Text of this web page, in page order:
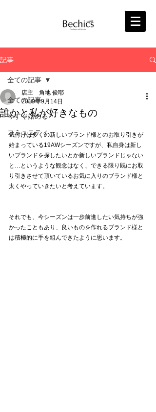
記事
全ての記事
今すぐ始める
コミュニティ
全ての記事
誰かと私が好きなもの
店主 角地 俊耶
2019年9月14日
気付けば多くの新しいブランド様とのお取り引きが
始まっている19AWシーズンですが、私自身は新し
いブランドを探したいとか新しいブランドじゃない
と…というような観念はなく、できる限り既にお取
り引きさせて頂いているお気に入りのブランド様と
太くやっていきたいと考えています。
それでも、今シーズンは一歩前進したい気持ちが強
かったこともあり、良いものを作れるブランド様と
は積極的に手を組んできたように思います。